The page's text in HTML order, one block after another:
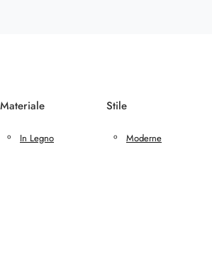
Materiale
In Legno
Stile
Moderne